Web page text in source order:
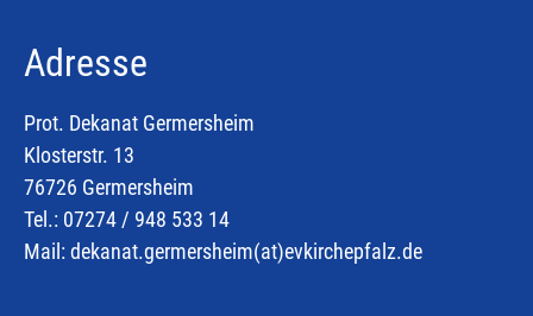
Adresse
Prot. Dekanat Germersheim
Klosterstr. 13
76726 Germersheim
Tel.: 07274 / 948 533 14
Mail:dekanat.germersheim(at)evkirchepfalz.de